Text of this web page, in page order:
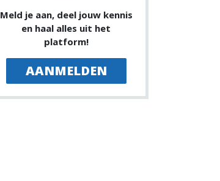
Meld je aan, deel jouw kennis
en haal alles uit het
platform!
AANMELDEN